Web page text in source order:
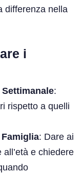
differenza nella
i
:
rispetto a quelli
: Dare ai
e chiedere